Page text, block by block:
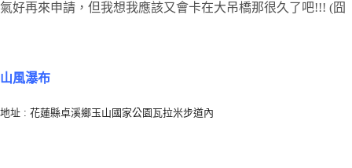
氣好再來申請，但我想我應該又會卡在大吊橋那很久了吧!!! (囧
山風瀑布
地址 : 花蓮縣卓溪鄉玉山國家公園瓦拉米步道內